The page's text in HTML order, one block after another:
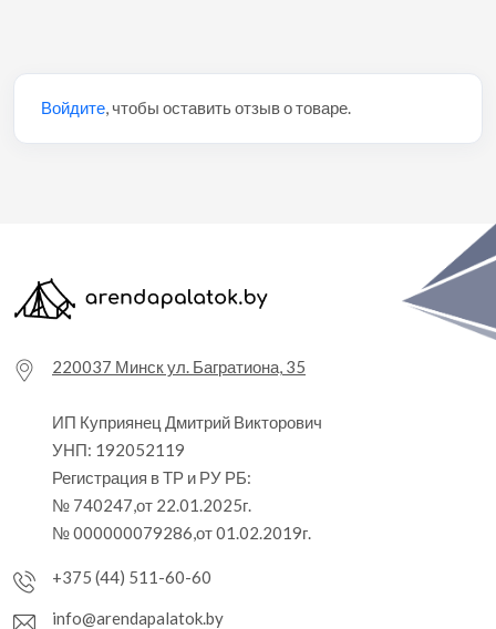
Войдите, чтобы оставить отзыв о товаре.
220037 Минск ул. Багратиона, 35
ИП Куприянец Дмитрий Викторович
УНП: 192052119
Регистрация в ТР и РУ РБ:
№ 740247,от 22.01.2025г.
№ 000000079286,от 01.02.2019г.
+375 (44) 511-60-60
info@arendapalatok.by